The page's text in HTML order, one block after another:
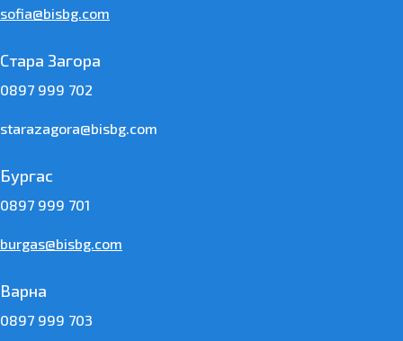
sofia@bisbg.com
Стара Загора
0897 999 702
starazagora@bisbg.com
Бургас
0897 999 701
burgas@bisbg.com
Варна
0897 999 703